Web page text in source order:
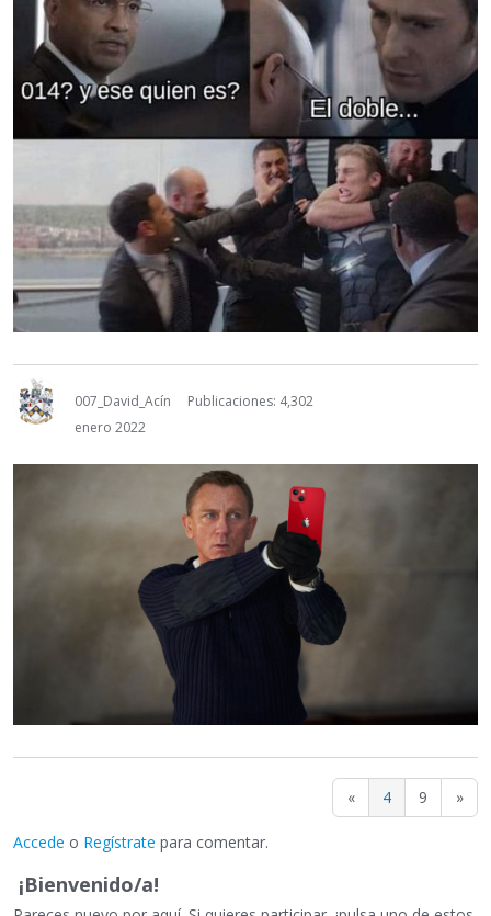
007_David_Acín
Publicaciones: 4,302
enero 2022
« 4 9 »
Accede o Regístrate para comentar.
¡Bienvenido/a!